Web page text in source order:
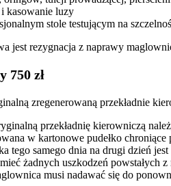
kasowanie luzy
stole testującym na
jest rezygnacja z naprawy
750 zł
zregenerowaną przekładnie
przekładnię kierowniczą
w kartonowe pudełko
tego samego dnia na drugi dzień jest
żadnych uszkodzeń
musi nadawać się do